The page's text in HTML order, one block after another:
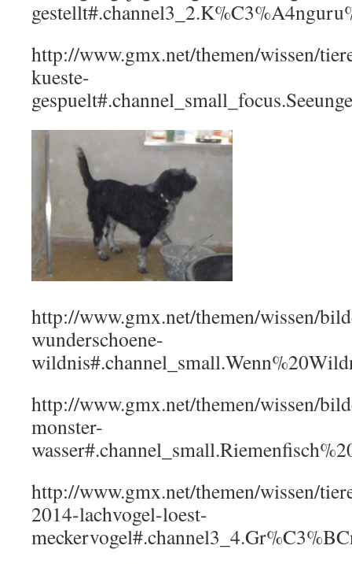
http://www.gmx.net/themen/wissen/
kueste-
http://www.gmx.net/themen/wissen/
wunderschoene-
http://www.gmx.net/themen/wissen/
monster-
http://www.gmx.net/themen/wissen/
2014-lachvogel-loest-